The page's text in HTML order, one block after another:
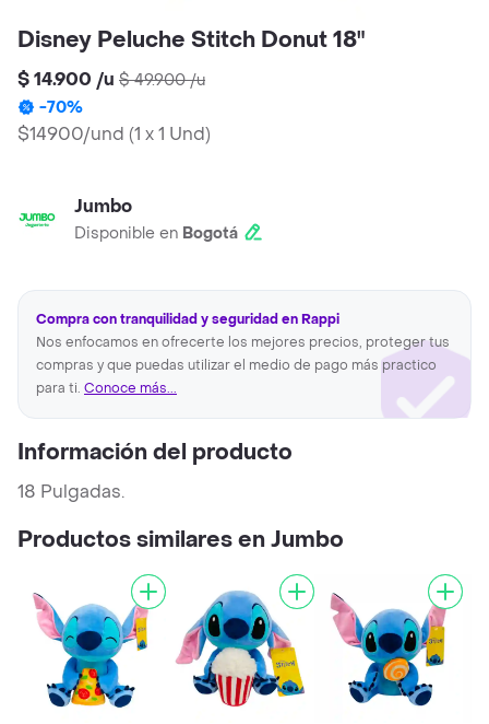
Disney Peluche Stitch Donut 18"
$ 14.900 /u $ 49.900/u
-70%
$14900/und (1 x 1 Und)
Jumbo
Disponible en Bogotá
Compra con tranquilidad y seguridad en Rappi
Nos enfocamos en ofrecerte los mejores precios, proteger tus
compras y que puedas utilizar el medio de pago más practico
para ti. Conoce más...
Información del producto
18 Pulgadas.
Productos similares en Jumbo